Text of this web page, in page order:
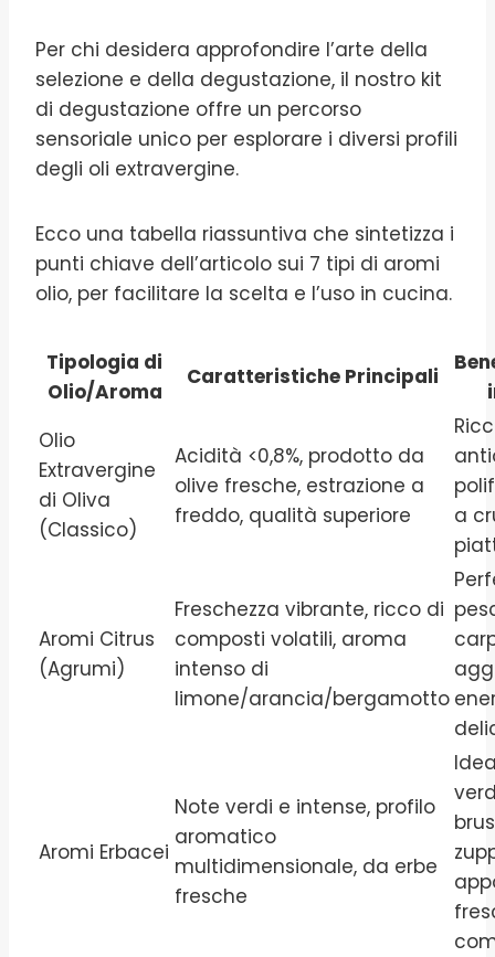
Per chi desidera approfondire l’arte della
selezione e della degustazione, il nostro kit
di degustazione offre un percorso
sensoriale unico per esplorare i diversi profili
degli oli extravergine.
Ecco una tabella riassuntiva che sintetizza i
punti chiave dell’articolo sui 7 tipi di aromi
olio, per facilitare la scelta e l’uso in cucina.
Tipologia di
Olio/Aroma
Caratteristiche Principali
Olio
Extravergine
di Oliva
(Classico)
Acidità <0,8%, prodotto da
olive fresche, estrazione a
freddo, qualità superiore
a
Aromi Citrus
(Agrumi)
Freschezza vibrante, ricco di
composti volatili, aroma
intenso di
limone/arancia/bergamotto
Aromi Erbacei
Note verdi e intense, profilo
aromatico
multidimensionale, da erbe
fresche